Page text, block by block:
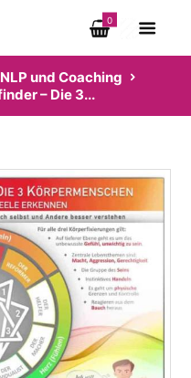
0
NLP und Coaching
– Die 3...